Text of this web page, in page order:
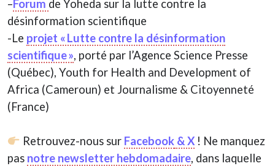
–Forum de Yoheda sur la lutte contre la
désinformation scientifique
-Le projet « Lutte contre la désinformation
scientifique », porté par l’Agence Science Presse
(Québec), Youth for Health and Development of
Africa (Cameroun) et Journalisme & Citoyenneté
(France)
Retrouvez-nous sur Facebook& X! Ne manquez
pas notre newsletter hebdomadaire, dans laquelle